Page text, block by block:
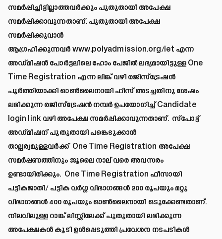
സമർപ്പിച്ചിട്ടില്ലാത്തവർക്കും പുതുതായി അപേക്ഷ
സമർപ്പിക്കാവുന്നതാണ്. പുതുതായി അപേക്ഷ
സമർപ്പിക്കുവാൻ
ആഗ്രഹിക്കുന്നവർ www.polyadmission.org/let എന്ന
അഡ്മിഷൻ പോർട്ടലിലെ ഹോം പേജിൽ ലഭ്യമായിട്ടുള്ള One
Time Registration എന്ന ലിങ്ക് വഴി രജിസ്ട്രേഷൻ
പൂർത്തിയാക്കി ഓൺലൈനായി ഫീസ് അടച്ചതിനു ശേഷം
ലഭിക്കുന്ന രജിസ്ട്രേഷൻ നമ്പർ ഉപയോഗിച്ച് Candidate
login link വഴി അപേക്ഷ സമർപ്പിക്കാവുന്നതാണ്. സ്‌പോട്ട്
അഡ്മിഷന് പുതുതായി പങ്കെടുക്കാൻ
താല്പര്യമുള്ളവർക്ക് One Time Registration അപേക്ഷ
സമർപ്പണത്തിനും ജൂലൈ നാല് വരെ അവസരം
ഉണ്ടായിരിക്കും. One Time Registration ഫീസായി
പട്ടികജാതി/ പട്ടിക വർഗ്ഗ വിഭാഗങ്ങൾ 200 രൂപയും മറ്റു
വിഭാഗങ്ങൾ 400 രൂപയും ഓൺലൈനായി ഒടുക്കേണ്ടതാണ്.
നിലവിലുള്ള റാങ്ക് ലിസ്റ്റിലേക്ക് പുതുതായി ലഭിക്കുന്ന
അപേക്ഷകൾ കൂടി ഉൾപ്പെടുത്തി പ്രവേശന നടപടികൾ